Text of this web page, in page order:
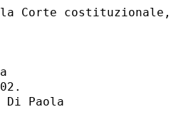
Corte costituzionale,
Di Paola